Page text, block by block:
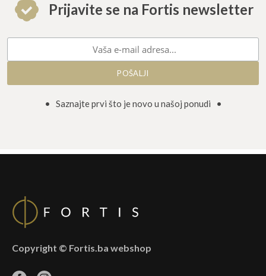
Prijavite se na Fortis newsletter
• Saznajte prvi što je novo u našoj ponudi •
Copyright © Fortis.ba webshop